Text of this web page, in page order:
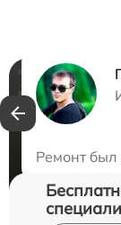
Ремонт был